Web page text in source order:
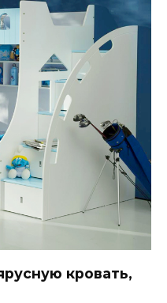
кровать,